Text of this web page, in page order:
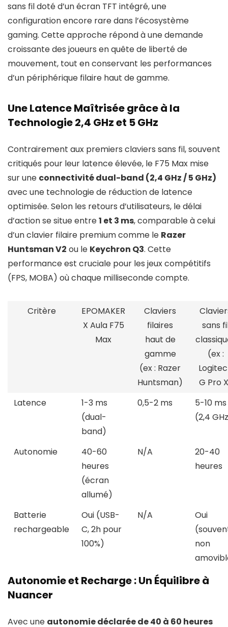
sans fil doté d’un écran TFT intégré, une
configuration encore rare dans l’écosystème
gaming. Cette approche répond à une demande
croissante des joueurs en quête de liberté de
mouvement, tout en conservant les performances
d’un périphérique filaire haut de gamme.
Une Latence Maîtrisée grâce à la
Technologie 2,4 GHz et 5 GHz
Contrairement aux premiers claviers sans fil, souvent
critiqués pour leur latence élevée, le F75 Max mise
sur une connectivité dual-band (2,4 GHz / 5 GHz)
avec une technologie de réduction de latence
optimisée. Selon les retours d’utilisateurs, le délai
d’action se situe entre1 et 3 ms, comparable à celui
d’un clavier filaire premium comme le Razer
Huntsman V2 ou le Keychron Q3. Cette
performance est cruciale pour les jeux compétitifs
(FPS, MOBA) où chaque milliseconde compte.
Critère
EPOMAKER
X Aula F75
Max
Claviers
filaires
haut de
gamme
(ex : Razer
Huntsman)
sans
(ex :
G Pro
Latence
1-3 ms
(dual-
band)
0,5-2 ms
5-10 ms
(2,4
Autonomie
40-60
heures
(écran
allumé)
N/A
20-40
heures
Batterie
rechargeable
Oui (USB-
C, 2h pour
100%)
N/A
Oui
non
Autonomie et Recharge : Un Équilibre à
Nuancer
Avec une autonomie déclarée de 40 à 60 heures